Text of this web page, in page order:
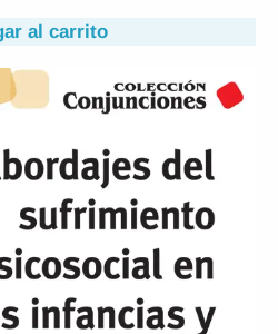
al carrito